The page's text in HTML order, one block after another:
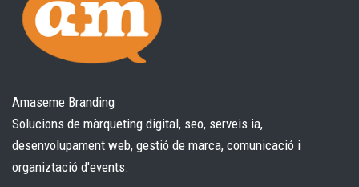
Amaseme Branding
Solucions de màrqueting digital, seo, serveis ia,
desenvolupament web, gestió de marca, comunicació i
organiztació d'events.